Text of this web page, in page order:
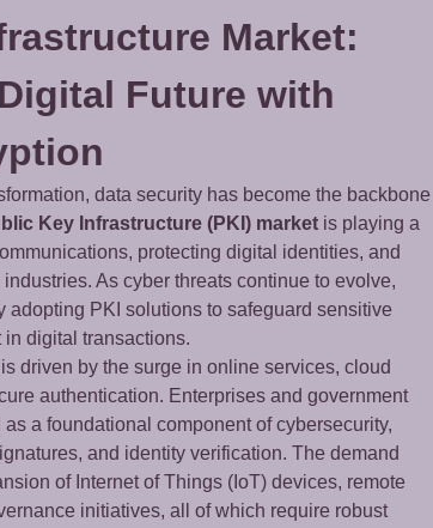
Market:
Future with
data security has become the backbone
Key Infrastructure (PKI) market is playing a
protecting digital identities, and
As cyber threats continue to evolve,
adopting PKI solutions to safeguard sensitive
digital transactions.
driven by the surge in online services, cloud
authentication. Enterprises and government
a foundational component of cybersecurity,
and identity verification. The demand
of Internet of Things (IoT) devices, remote
initiatives, all of which require robust